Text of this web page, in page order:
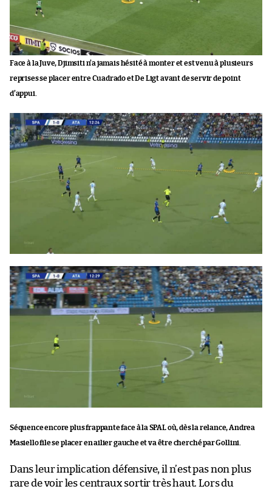
Face à la Juve, Djimsiti n’a jamais hésité à monter et est venu à plusieurs
reprises se placer entre Cuadrado et De Ligt avant de servir de point
d’appui.
Séquence encore plus frappante face à la SPAL où, dès la relance, Andrea
Masiello file se placer en ailier gauche et va être cherché par Gollini.
Dans leur implication défensive, il n’est pas non plus
rare de voir les centraux sortir très haut. Lors du